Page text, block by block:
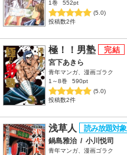
1巻
552pt
(5.0)
投稿数2件
極！！男塾
宮下あきら
青年マンガ、漫画ゴラク
1～8巻
590pt
(5.0)
投稿数2件
浅草人
鍋島雅治 / 小川悦司
青年マンガ、漫画ゴラク